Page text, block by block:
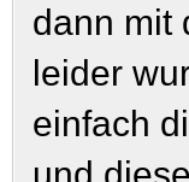
dann mit
leider
einfach
und